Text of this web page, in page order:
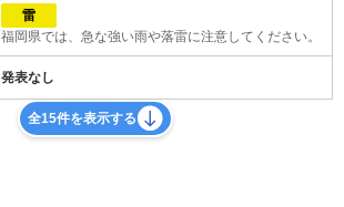
雷
福岡県では、急な強い雨や落雷に注意してください。
発表なし
全15件を表示する